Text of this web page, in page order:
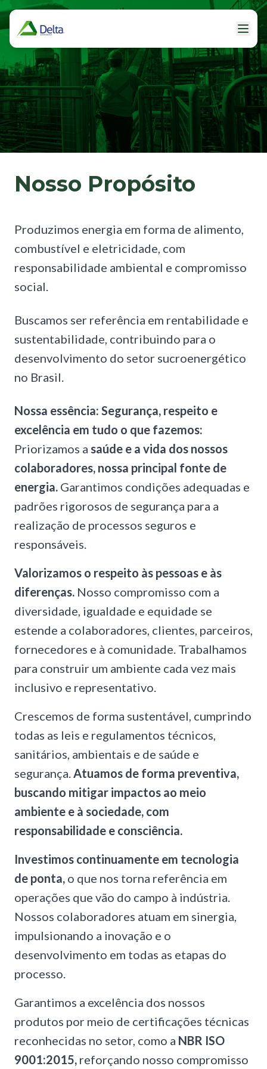
Nosso Propósito
Produzimos energia em forma de alimento,
combustível e eletricidade, com
responsabilidade ambiental e compromisso
social.
Buscamos ser referência em rentabilidade e
sustentabilidade, contribuindo para o
desenvolvimento do setor sucroenergético
no Brasil.
Nossa essência: Segurança, respeito e
excelência em tudo o que fazemos:
Priorizamos a saúde e a vida dos nossos
colaboradores, nossa principal fonte de
energia. Garantimos condições adequadas e
padrões rigorosos de segurança para a
realização de processos seguros e
responsáveis.
Valorizamos o respeito às pessoas e às
diferenças. Nosso compromisso com a
diversidade, igualdade e equidade se
estende a colaboradores, clientes, parceiros,
fornecedores e à comunidade. Trabalhamos
para construir um ambiente cada vez mais
inclusivo e representativo.
Crescemos de forma sustentável, cumprindo
todas as leis e regulamentos técnicos,
sanitários, ambientais e de saúde e
segurança.Atuamos de forma preventiva,
buscando mitigar impactos ao meio
ambiente e à sociedade, com
responsabilidade e consciência.
Investimos continuamente em tecnologia
de ponta, o que nos torna referência em
operações que vão do campo à indústria.
Nossos colaboradores atuam em sinergia,
impulsionando a inovação e o
desenvolvimento em todas as etapas do
processo.
Garantimos a excelência dos nossos
produtos por meio de certificações técnicas
reconhecidas no setor, como a NBR ISO
9001:2015, reforçando nosso compromisso